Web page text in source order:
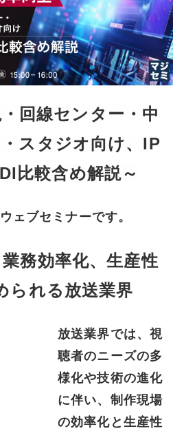
回線センター・中
スタジオ向け、IP
比較含め解説～
ェブセミナーです。
務効率化、生産性
られる放送業界
放送業界では、視
聴者のニーズの多
様化や技術の進化
に伴い、制作現場
の効率化と生産性